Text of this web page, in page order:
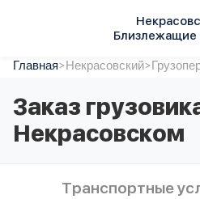
Близлежащие
Услуги
Автопарк
Тарифы
Акции
Контакты
Главная>Некрасовский>
Заказ
Некрасовском
Транспортные